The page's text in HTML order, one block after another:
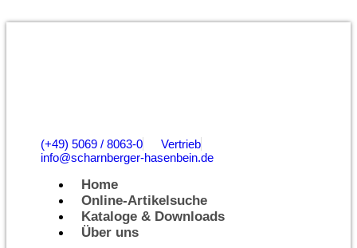
(+49) 5069 / 8063-0
Vertrieb
info@scharnberger-hasenbein.de
Home
Online-Artikelsuche
Kataloge & Downloads
Über uns